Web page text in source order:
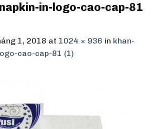
in-logo-cao-cap-81
1, 2018 at 1024 × 936 in khan-
cao-cap-81 (1)